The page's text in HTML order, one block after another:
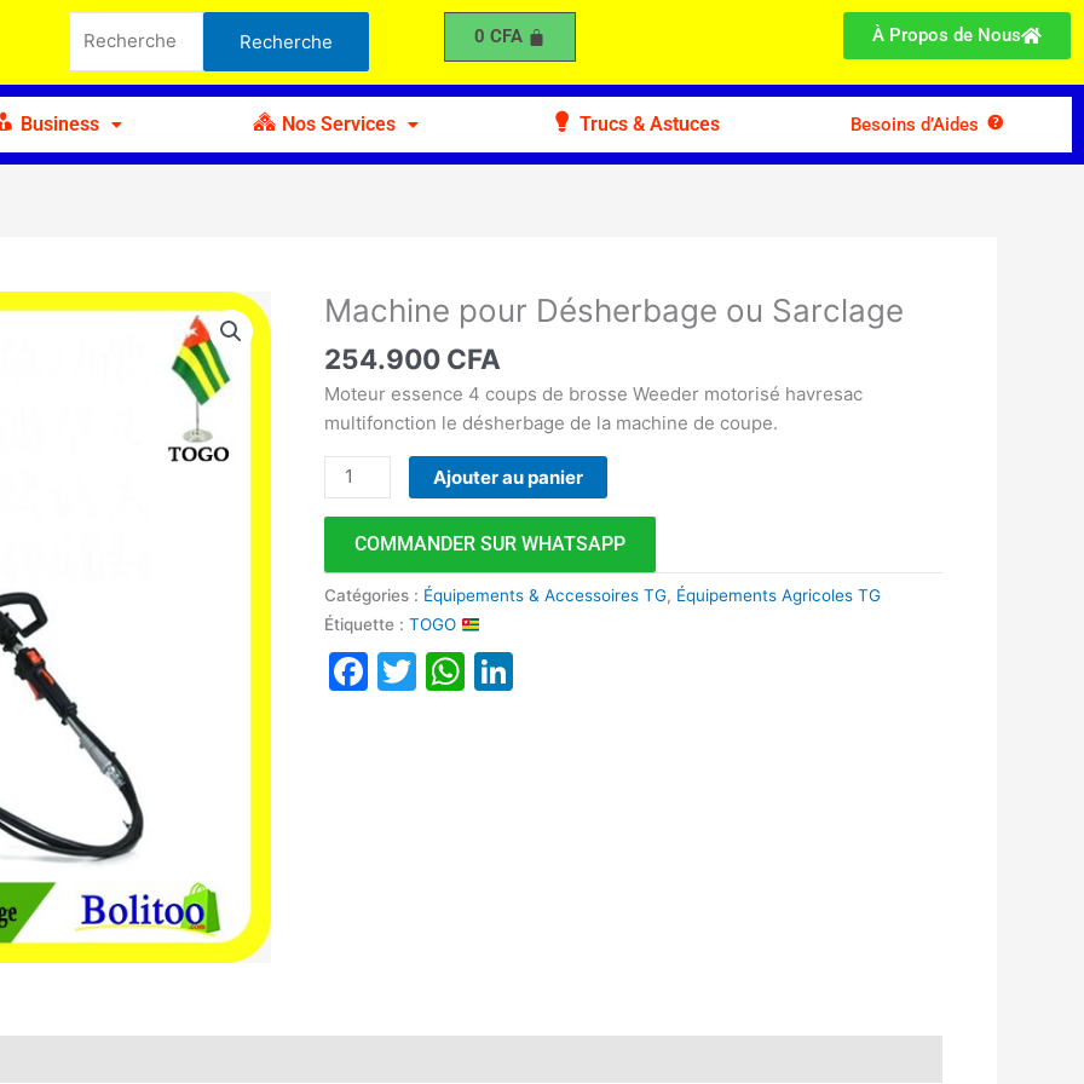
pour :
Recherche 0 CFA À Propos de Nous
Business Nos Services Trucs & Astuces Besoins d’Aides
Machine pour Désherbage ou Sarclage
254.900 CFA
Moteur essence 4 coups de brosse Weeder motorisé havresac
multifonction le désherbage de la machine de coupe.
quantité
Machine
pour
Désherbage
Sarclage
Ajouter au panier
COMMANDER SUR WHATSAPP
Catégories : Équipements & Accessoires TG, Équipements Agricoles TG
Étiquette :TOGO
Facebook
TwitterWhatsApp
Désherbage
Sarclage